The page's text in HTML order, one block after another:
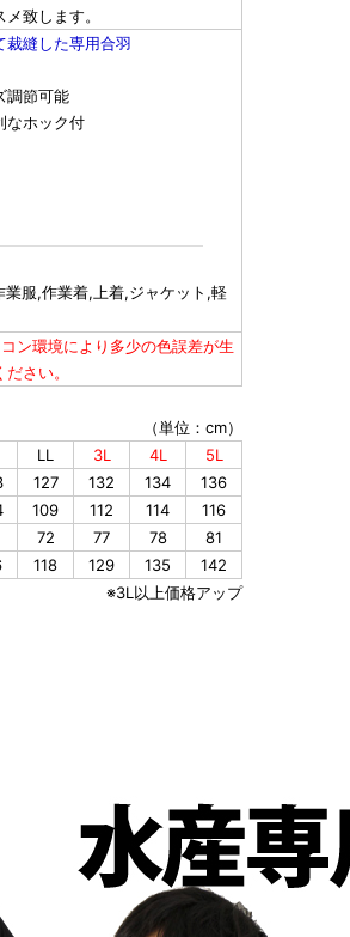
致します。
裁縫した専用合羽
調節可能
なホック付
服,作業着,上着,ジャケット,軽
ン環境により多少の色誤差が生
さい。
（単位：cm）
LL 3L 4L
5L
127 132 134
136
109 112 114
116
72 77 78
81
118 129 135
142
※3L以上価格アップ